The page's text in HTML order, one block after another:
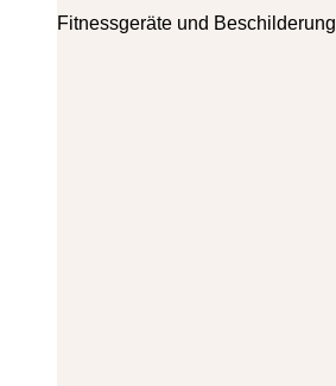
Fitnessgeräte und Beschilderung